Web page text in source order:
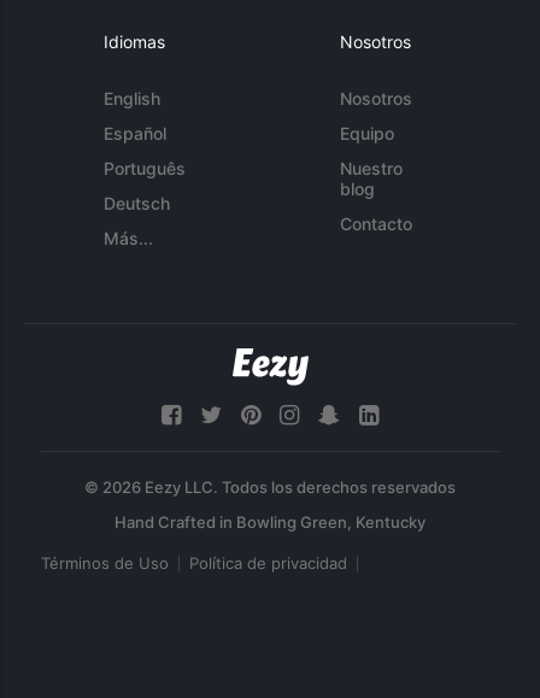
Idiomas
English
Español
Português
Deutsch
Más...
Nosotros
Nosotros
Equipo
Nuestro
blog
Contacto
© 2026 Eezy LLC. Todos los derechos reservados
Términos de Uso Política de privacidad